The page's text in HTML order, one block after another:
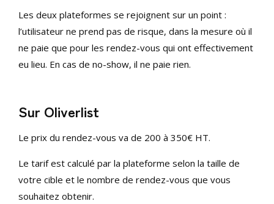
Les deux plateformes se rejoignent sur un point :
l’utilisateur ne prend pas de risque, dans la mesure où il
ne paie que pour les rendez-vous qui ont effectivement
eu lieu. En cas de no-show, il ne paie rien.
Sur Oliverlist
Le prix du rendez-vous va de 200 à 350€ HT.
Le tarif est calculé par la plateforme selon la taille de
votre cible et le nombre de rendez-vous que vous
souhaitez obtenir.